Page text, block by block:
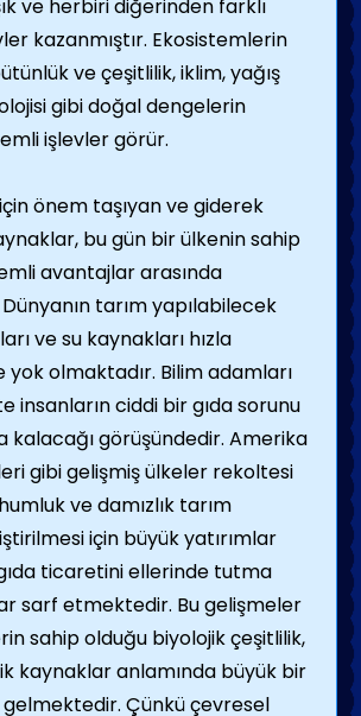
ve herbiri diğerinden farklı
kazanmıştır. Ekosistemlerin
ve çeşitlilik, iklim, yağış
gibi doğal dengelerin
işlevler görür.
önem taşıyan ve giderek
bu gün bir ülkenin sahip
avantajlar arasında
tarım yapılabilecek
ve su kaynakları hızla
olmaktadır. Bilim adamları
insanların ciddi bir gıda sorunu
kalacağı görüşündedir. Amerika
gibi gelişmiş ülkeler rekoltesi
ve damızlık tarım
için büyük yatırımlar
ticaretini ellerinde tutma
sarf etmektedir. Bu gelişmeler
sahip olduğu biyolojik çeşitlilik,
kaynaklar anlamında büyük bir
Çünkü çevresel